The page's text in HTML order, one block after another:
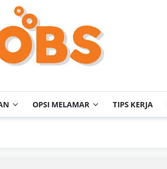
OPSI MELAMAR TIPS KERJA